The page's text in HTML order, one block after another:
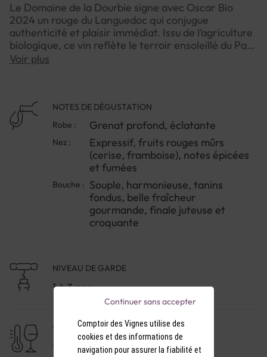
Le Domaine de la Dourbie signe avec Oscar Bio
2024 un rouge du Languedoc qui conjugue
authenticité et plaisir immédiat. Issu de l’agriculture
biologique, ce vin reflète le terroir ensoleillé du Pays
d’Hérault et la passion d’une équipe de vignerons
mûrs, d’épices et de subtiles notes fumées. En
bouche, Oscar séduit par sa fraîcheur, son équilibre
et ses tanins fondus, offrant une texture fluide et
une finale juteuse qui invite à la convivialité. C’est le
compagnon idéal d’un repas entre amis, autour de
plats simples et généreux.Pour profiter pleinement
de sa gourmandise, servez-le légèrement rafraîchi
et laissez-le s’ouvrir quelques minutes dans le verre
: il révélera toute sa palette aromatique et son
caractère croquant.
Voir plus
NOTES DE DÉGUSTATION
Robe :
Grenat profond, éclatante
Nez :
Expressif, fruits rouges mûrs
(cerise, framboise), notes épicées
et fumées
Bouche : Souple, harmonieuse, tanins
fondus, belle fraîcheur
gourmande, finale juteuse et
croquante
NIVEAU DE GARDE
1 à 3 ans
TEMPÉRATURE DE SERVICE
17-18°C
Comptoir des Vignes utilise des
cookies et des informations de
navigation pour assurer la fiabilité et
Continuer sans accepter